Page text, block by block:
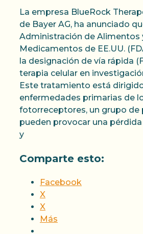
La empresa BlueRock
de Bayer AG, ha anunciado
Administración de Alimentos
Medicamentos de EE.UU.
la designación de vía rápida
terapia celular en
Este tratamiento está
enfermedades primarias de
fotorreceptores, un grupo de
pueden provocar una
y
Comparte esto:
Facebook
X
X
Más